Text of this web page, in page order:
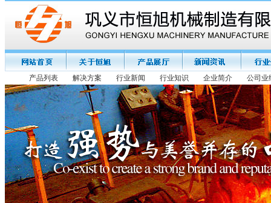
产品列表 解决方案 行业新闻 行业知识 企业简介 公司业